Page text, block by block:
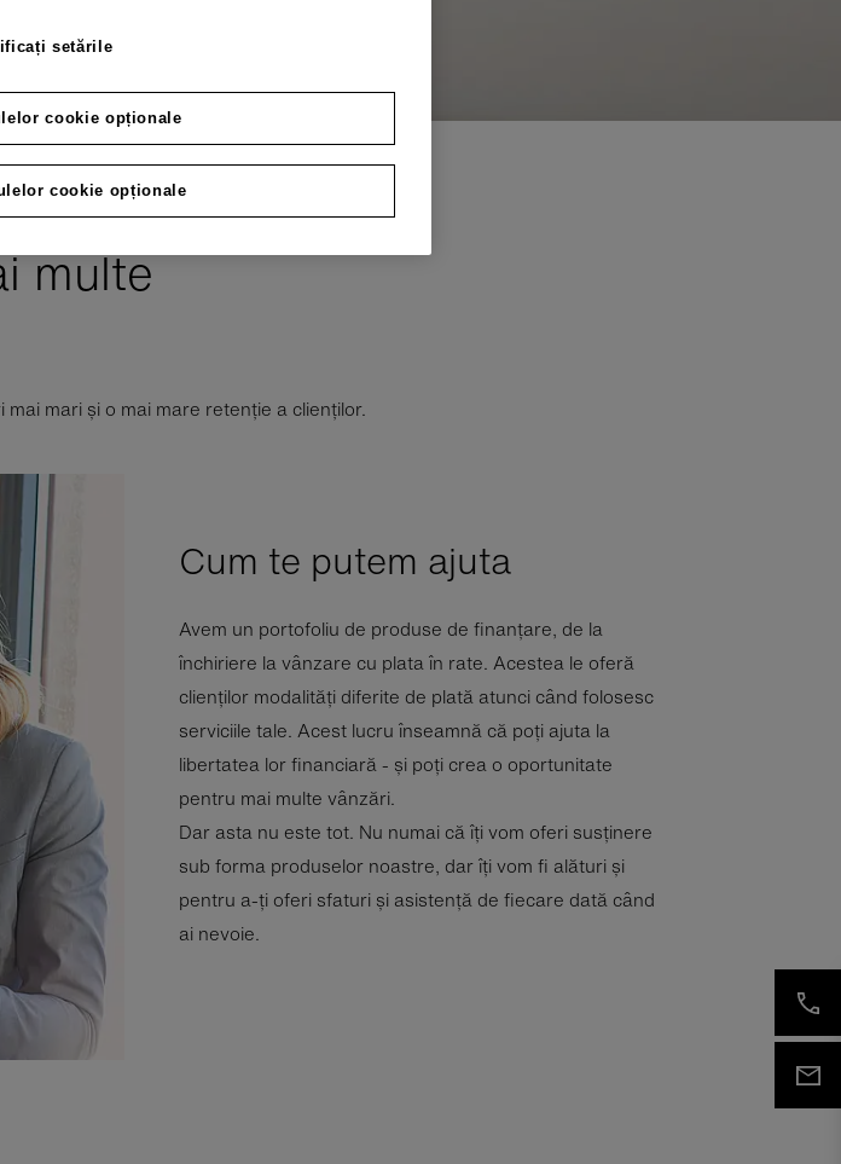
multe
mari și o mai mare retenție a clienților.
Cum te putem ajuta
Avem un portofoliu de produse de finanțare, de la
închiriere la vânzare cu plata în rate. Acestea le oferă
clienților modalități diferite de plată atunci când folosesc
serviciile tale. Acest lucru înseamnă că poți ajuta la
libertatea lor financiară - și poți crea o oportunitate
pentru mai multe vânzări.
Dar asta nu este tot. Nu numai că îți vom oferi susținere
sub forma produselor noastre, dar îți vom fi alături și
pentru a-ți oferi sfaturi și asistență de fiecare dată când
ai nevoie.
setările
cookie opționale
cookie opționale